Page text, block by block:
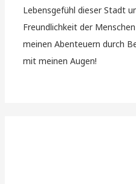
Lebensgefühl dieser Stadt
Freundlichkeit der
meinen Abenteuern durch
mit meinen Augen!